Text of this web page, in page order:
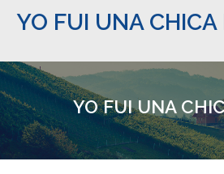
YO FUI UNA CHICA
YO FUI UNA